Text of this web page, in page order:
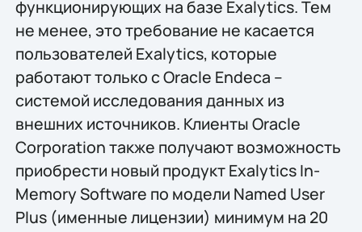
функционирующих на базе Exalytics. Тем
не менее, это требование не касается
пользователей Exalytics, которые
работают только с Oracle Endeca –
системой исследования данных из
внешних источников. Клиенты Oracle
Corporation также получают возможность
приобрести новый продукт Exalytics In-
Memory Software по модели Named User
Plus (именные лицензии) минимум на 20